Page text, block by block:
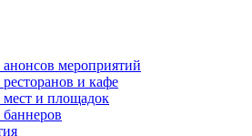
мероприятий
и кафе
и площадок